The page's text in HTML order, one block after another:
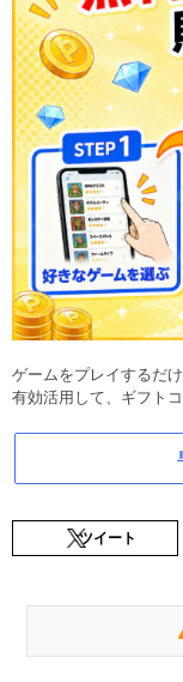
ゲームをプレイするだ
有効活用して、ギフト
ツイート